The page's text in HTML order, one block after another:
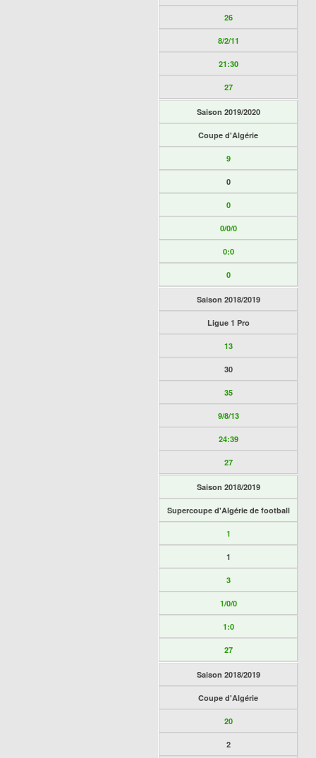
26
8/2/11
21:30
27
Saison 2019/2020
Coupe d'Algérie
9
0
0
0/0/0
0:0
0
Saison 2018/2019
Ligue 1 Pro
13
30
35
9/8/13
24:39
27
Saison 2018/2019
Supercoupe d'Algérie de football
1
1
3
1/0/0
1:0
27
Saison 2018/2019
Coupe d'Algérie
20
2